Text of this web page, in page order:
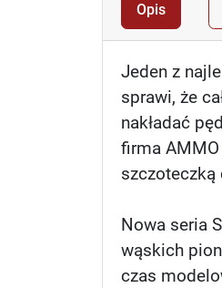
Opis
Jeden z
sprawi, że
nakładać
firma AMMO
szczoteczką
Nowa seria
wąskich
czas